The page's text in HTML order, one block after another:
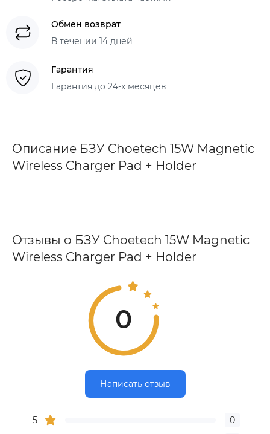
Обмен возврат
В течении 14 дней
Гарантия
Гарантия до 24-х месяцев
Описание БЗУ Choetech 15W Magnetic
Wireless Charger Pad + Holder
Отзывы о БЗУ Choetech 15W Magnetic
Wireless Charger Pad + Holder
0
Написать отзыв
5
0